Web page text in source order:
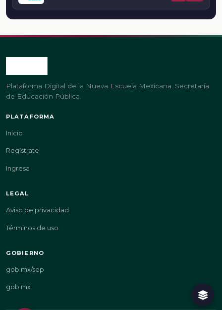
Plataforma Digital de la Nueva Escuela Mexicana. Secretaría
de Educación Pública.
PLATAFORMA
Inicio
Regístrate
Ingresa
LEGAL
Aviso de privacidad
Términos de uso
GOBIERNO
gob.mx/sep
gob.mx